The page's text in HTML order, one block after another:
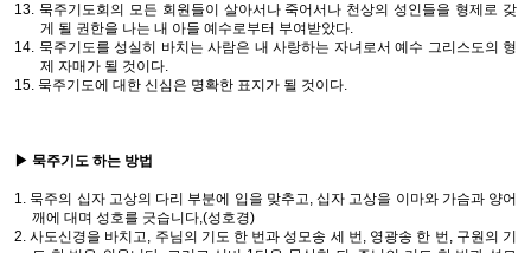
13. 묵주기도회의 모든 회원들이 살아서나 죽어서나 천상의 성인들을 형제로 갖
게 될 권한을 나는 내 아들 예수로부터 부여받았다.
14. 묵주기도를 성실히 바치는 사람은 내 사랑하는 자녀로서 예수 그리스도의 형
제 자매가 될 것이다.
15. 묵주기도에 대한 신심은 명확한 표지가 될 것이다.
▶ 묵주기도 하는 방법
1. 묵주의 십자 고상의 다리 부분에 입을 맞추고, 십자 고상을 이마와 가슴과 양어
깨에 대며 성호를 긋습니다,(성호경)
2. 사도신경을 바치고, 주님의 기도 한 번과 성모송 세 번, 영광송 한 번, 구원의 기